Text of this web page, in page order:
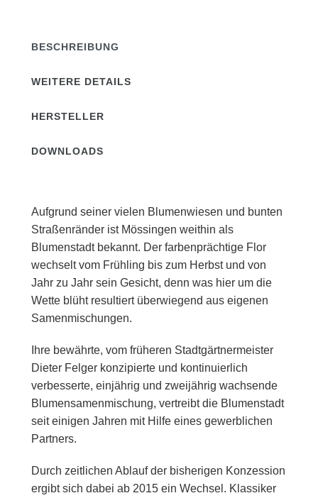
BESCHREIBUNG
WEITERE DETAILS
HERSTELLER
DOWNLOADS
Aufgrund seiner vielen Blumenwiesen und bunten
Straßenränder ist Mössingen weithin als
Blumenstadt bekannt. Der farbenprächtige Flor
wechselt vom Frühling bis zum Herbst und von
Jahr zu Jahr sein Gesicht, denn was hier um die
Wette blüht resultiert überwiegend aus eigenen
Samenmischungen.
Ihre bewährte, vom früheren Stadtgärtnermeister
Dieter Felger konzipierte und kontinuierlich
verbesserte, einjährig und zweijährig wachsende
Blumensamenmischung, vertreibt die Blumenstadt
seit einigen Jahren mit Hilfe eines gewerblichen
Partners.
Durch zeitlichen Ablauf der bisherigen Konzession
ergibt sich dabei ab 2015 ein Wechsel. Klassiker